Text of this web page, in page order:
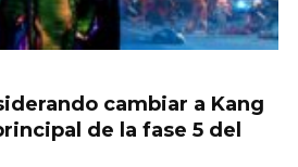
cambiar a Kang
de la fase 5 del